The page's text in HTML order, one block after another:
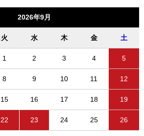
2026年9月
火 水 木 金 土
1 2 3 4 5
8 9 10 11 12
15 16 17 18 19
22 23 24 25 26